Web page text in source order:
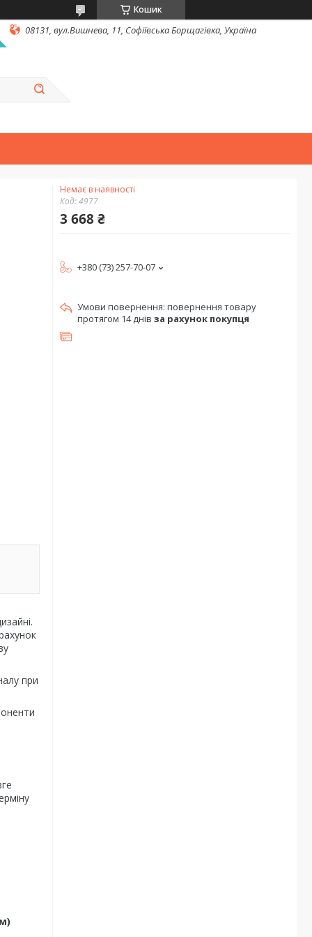
Кошик
08131, вул.Вишнева, 11, Софіївська Борщагівка, Україна
при
Немає в наявності
Код:4977
3 668 ₴
+380 (73) 257-70-07
повернення товару
протягом 14 днів за рахунок покупця